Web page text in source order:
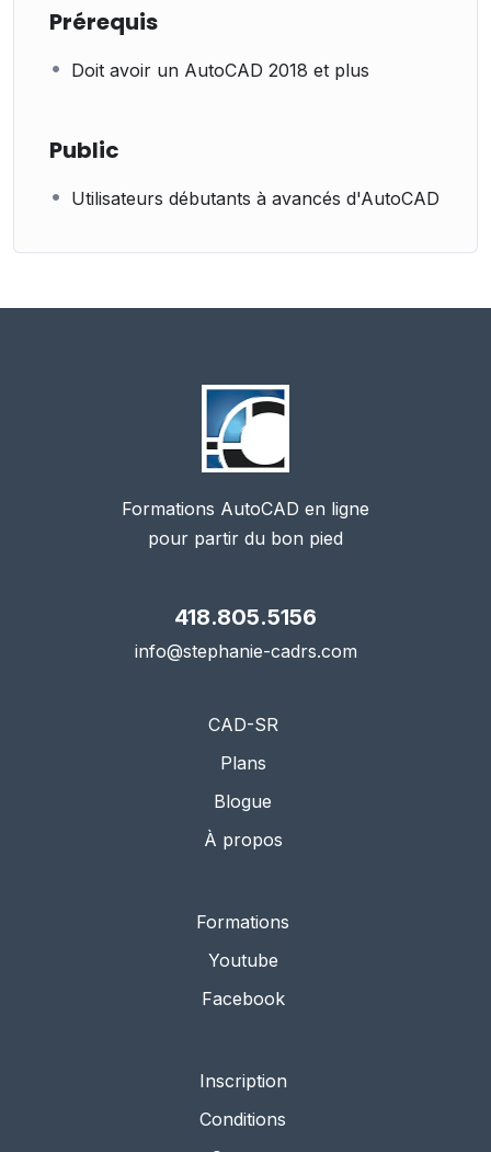
Prérequis
Doit avoir un AutoCAD 2018 et plus
Public
Utilisateurs débutants à avancés d'AutoCAD
Formations AutoCAD en ligne
pour partir du bon pied
418.805.5156
info@stephanie-cadrs.com
CAD-SR
Plans
Blogue
À propos
Formations
Youtube
Facebook
Inscription
Conditions